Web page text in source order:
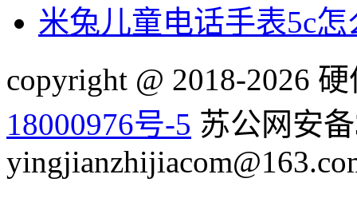
米兔儿童电话手表5c
copyright @ 2018-2026
18000976号-5 苏公网安